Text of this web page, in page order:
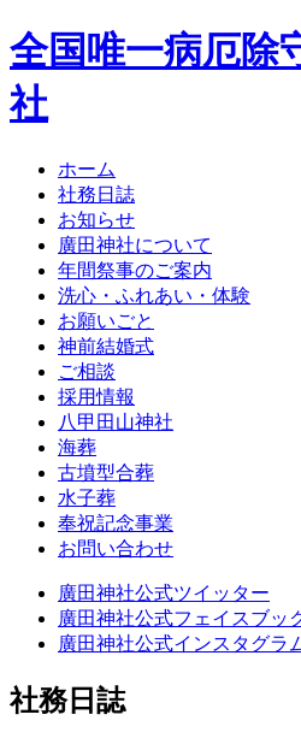
全国唯一病厄除
社
ホーム
社務日誌
お知らせ
廣田神社について
年間祭事のご案内
洗心・ふれあい・体験
お願いごと
神前結婚式
ご相談
採用情報
八甲田山神社
海葬
古墳型合葬
水子葬
奉祝記念事業
お問い合わせ
廣田神社公式ツイッター
廣田神社公式フェイスブッ
廣田神社公式インスタグラ
社務日誌